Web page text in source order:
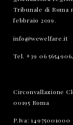
Tribunale di Roma
febbraio 2019.
info@wewelfare.it
Tel. +39 06
Circonvallazione
00195 Roma
P.Iva: 14975001000